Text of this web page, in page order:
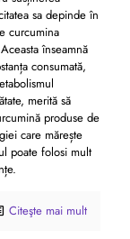
sa depinde în
curcumina
înseamnă
consumată,
merită să
produse de
care mărește
poate folosi mult
Citeşte mai mult